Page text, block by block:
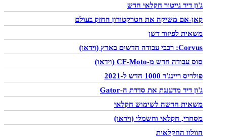
ג'ון דיר גייטור חקלאי חדש
קאן-אם משיקה את הטרקטורון החזק בעולם
משאית לפיזור דשן
Corvus: רכבי עבודה חדשים בארץ (וידאו)
סוס עבודה חדש מ-CF-Moto (וידאו)
פולריס ריינג'ר 1000 חדש ל-2021
ג'ון דיר מרעננת את סדרת ה-Gator
משאית חדשה לשימוש חקלאי
מסחרי, חקלאי וחשמלי (וידאו)
הוולוו החקלאית